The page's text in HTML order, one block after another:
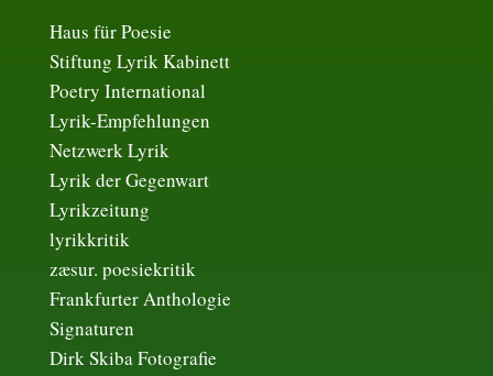
Haus für Poesie
Stiftung Lyrik Kabinett
Poetry International
Lyrik-Empfehlungen
Netzwerk Lyrik
Lyrik der Gegenwart
Lyrikzeitung
lyrikkritik
zæsur. poesiekritik
Frankfurter Anthologie
Signaturen
Dirk Skiba Fotografie